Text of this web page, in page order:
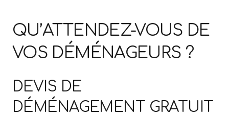
QU’ATTENDEZ-VOUS DE
VOS DÉMÉNAGEURS ?
DEVIS DE
DÉMÉNAGEMENT GRATUIT